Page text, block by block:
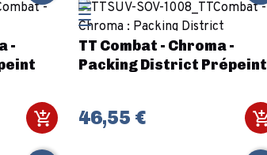
-
TT Combat - Chroma -
Packing District Prépeint
46,55 €